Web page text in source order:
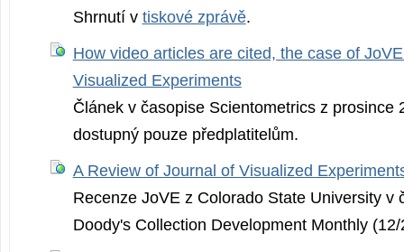
Shrnutí v tiskové zprávě.
How video articles are cited, the case of
Visualized Experiments
Článek v časopise Scientometrics z prosince
dostupný pouze předplatitelům.
A Review of Journal of Visualized
Recenze JoVE z Colorado State University v
Doody's Collection Development Monthly